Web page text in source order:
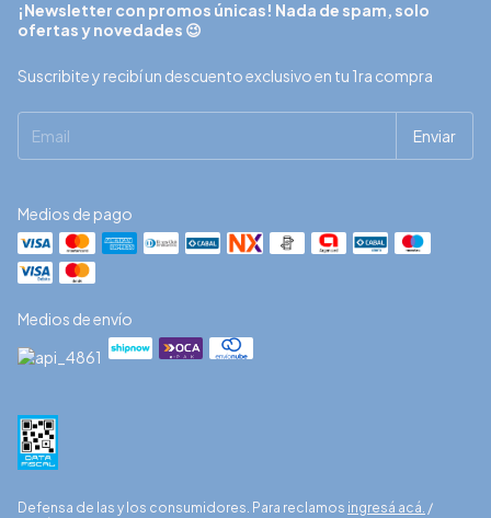
¡Newsletter con promos únicas! Nada de spam, solo
ofertas y novedades 😉
Suscribite y recibí un descuento exclusivo en tu 1ra compra
Medios de pago
Medios de envío
Defensa de las y los consumidores. Para reclamos ingresá acá. /